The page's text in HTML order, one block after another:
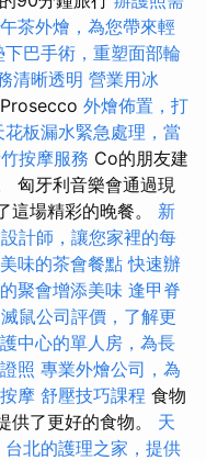
茶外燴，為您帶來輕
下巴手術，重塑面部輪
清晰透明 營業用冰
外燴佈置，打
花板漏水緊急處理，當
按摩服務 Co的朋友建
匈牙利音樂會通過現
這場精彩的晚餐。 新
計師，讓您家裡的每
味的茶會餐點 快速辦
聚會增添美味 逢甲脊
滅鼠公司評價，了解更
中心的單人房，為長
照 專業外燴公司，為
摩 舒壓技巧課程 食物
供了更好的食物。 天
台北的護理之家，提供